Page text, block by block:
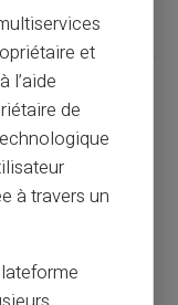
et
l’aide
de
à travers un